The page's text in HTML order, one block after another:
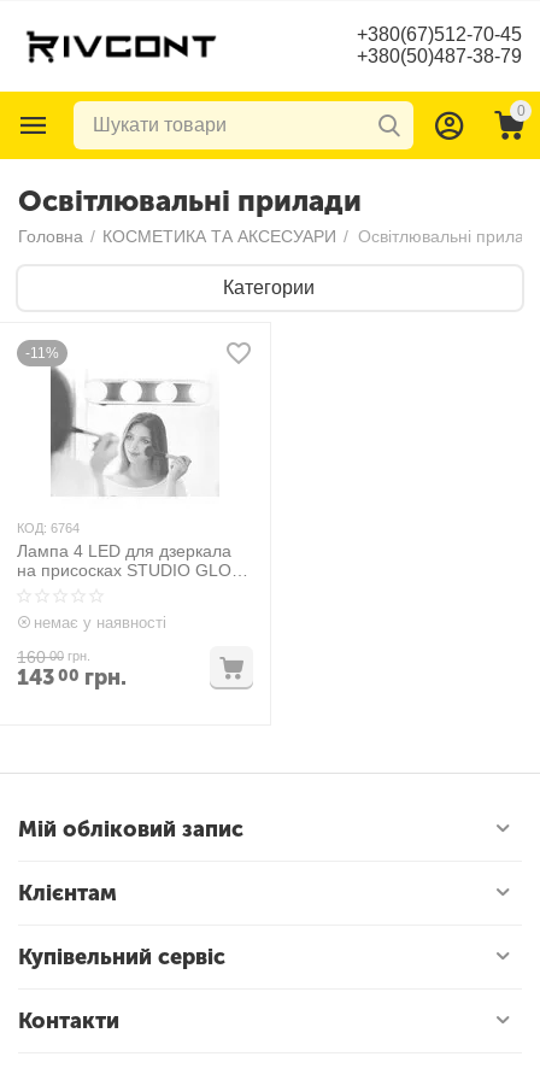
+380(67)512-70-45
+380(50)487-38-79
0
Освітлювальні прилади
Головна / КОСМЕТИКА ТА АКСЕСУАРИ / Освітлювальні
Категории
-11%
КОД: 6764
Лампа 4 LED для дзеркала
на присосках STUDIO GLOW
Make-Up
немає у наявності
160 00 грн.
14300 грн.
Мій обліковий запис
Клієнтам
Купівельний сервіс
Контакти